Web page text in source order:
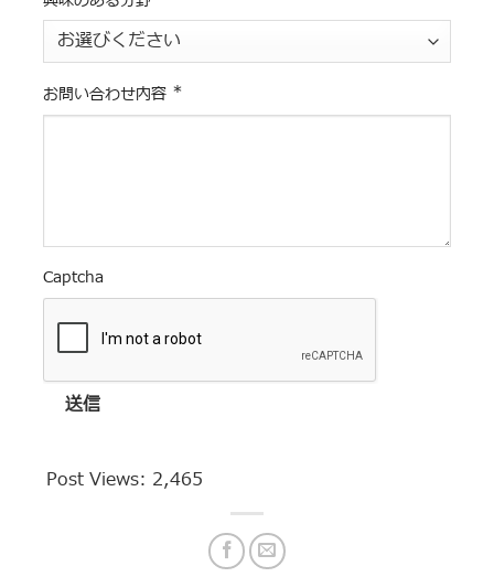
お問い合わせ内容 *
Captcha
送信
Post Views: 2,465